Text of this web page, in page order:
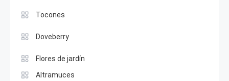
Tocones
Doveberry
Flores de jardín
Altramuces